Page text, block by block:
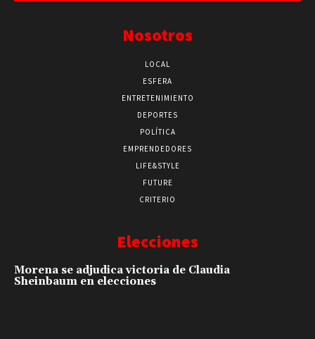
Nosotros
LOCAL
ESFERA
ENTRETENIMIENTO
DEPORTES
POLÍTICA
EMPRENDEDORES
LIFE&STYLE
FUTURE
CRITERIO
Elecciones
Morena se adjudica victoria de Claudia
Sheinbaum en elecciones